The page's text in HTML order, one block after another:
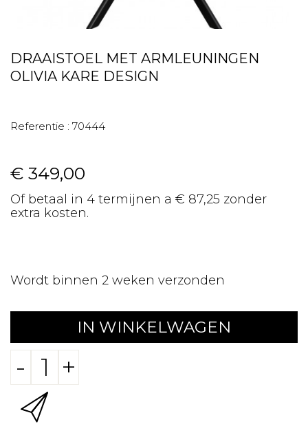
DRAAISTOEL MET ARMLEUNINGEN
OLIVIA KARE DESIGN
Referentie : 70444
€ 349,00
Of betaal in 4 termijnen a € 87,25 zonder
extra kosten.
Wordt binnen 2 weken verzonden
IN WINKELWAGEN
- +